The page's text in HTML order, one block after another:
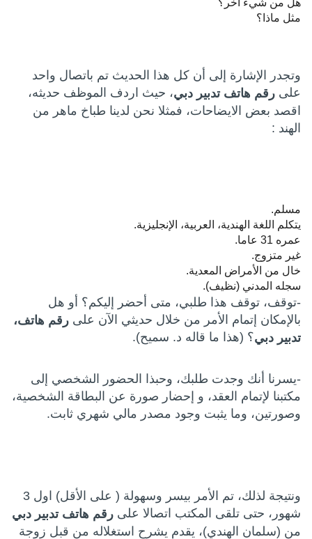
مثل ماذا؟
وتجدر الإشارة إلى أن كل هذا الحديث تم باتصال واحد
على رقم هاتف تدبير دبي، حيث اردف الموظف حديثه،
اقصد بعض الايضاحات، فمثلا نحن لدينا طباخ ماهر من
الهند :
مسلم.
يتكلم اللغة الهندية، العربية، الإنجليزية.
عمره 31 عاما.
غير متزوج.
خال من الأمراض المعدية.
سجله المدني (نظيف).
-توقف، توقف هذا طلبي، متى أحضر إليكم؟ أو هل
بالإمكان إتمام الأمر من خلال حديثي الآن على رقم هاتف،
تدبير دبي؟ (هذا ما قاله د. سميح).
-يسرنا أنك وجدت طلبك، وحبذا الحضور الشخصي إلى
مكتبنا لإتمام العقد، و إحضار صورة عن البطاقة الشخصية،
وصورتين، وما يثبت وجود مصدر مالي شهري ثابت.
ونتيجة لذلك، تم الأمر بيسر وسهولة ( على الأقل) اول 3
شهور، حتى تلقى المكتب اتصالا على رقم هاتف تدبير دبي
من (سلمان الهندي)، يقدم يشرح استغلاله من قبل زوجة